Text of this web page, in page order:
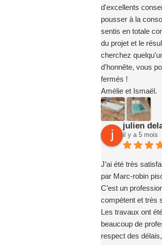
répondre à nos
accompagner
notre installation.
Nous
l’entreprise Marc
personne
de piscine en
encore à toute
sérieux, votre
votre travail.
d'excellents
pousser à la
sentis en totale
du projet et le
cherchez
d'honnête, vous
fermés !
Amélie et Ismaël.
julien
il y a 5 mois
J’ai été très
par Marc-robin
C’est un
compétent et très
Les travaux ont
beaucoup de
respect des